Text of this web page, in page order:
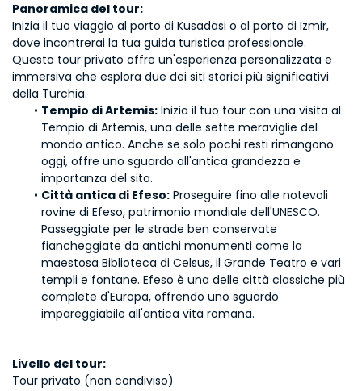
Panoramica del tour:
Inizia il tuo viaggio al porto di Kusadasi o al porto di Izmir,
dove incontrerai la tua guida turistica professionale.
Questo tour privato offre un'esperienza personalizzata e
immersiva che esplora due dei siti storici più significativi
della Turchia.
Tempio di Artemis: Inizia il tuo tour con una visita al
Tempio di Artemis, una delle sette meraviglie del
mondo antico. Anche se solo pochi resti rimangono
oggi, offre uno sguardo all'antica grandezza e
importanza del sito.
Città antica di Efeso: Proseguire fino alle notevoli
rovine di Efeso, patrimonio mondiale dell'UNESCO.
Passeggiate per le strade ben conservate
fiancheggiate da antichi monumenti come la
maestosa Biblioteca di Celsus, il Grande Teatro e vari
templi e fontane. Efeso è una delle città classiche più
complete d'Europa, offrendo uno sguardo
impareggiabile all'antica vita romana.
Livello del tour:
Tour privato (non condiviso)